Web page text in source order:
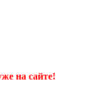
на сайте!